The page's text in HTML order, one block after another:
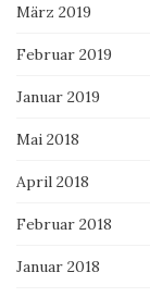
März 2019
Februar 2019
Januar 2019
Mai 2018
April 2018
Februar 2018
Januar 2018